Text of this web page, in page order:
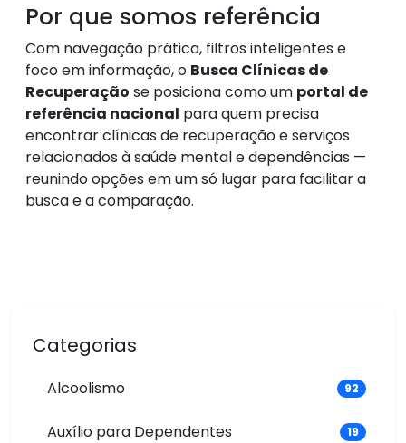
Por que somos referência
Com navegação prática, filtros inteligentes e
foco em informação, o Busca Clínicas de
Recuperação se posiciona como um portal de
referência nacional para quem precisa
encontrar clínicas de recuperação e serviços
relacionados à saúde mental e dependências —
reunindo opções em um só lugar para facilitar a
busca e a comparação.
Categorias
Alcoolismo 92
Auxílio para Dependentes 19